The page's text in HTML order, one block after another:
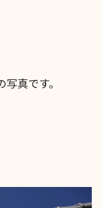
真です。